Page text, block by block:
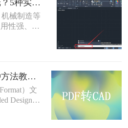
非为编辑
和图元信
难以识
效地转换
CAD格
pdf怎么转换成cad图纸？5种实测有效方法！
械制造等
性强、防
“标准语
计、BIM整
程师的高
如何把pdf转cad？四种方法教你快速转换！
）文
Design）
重要角
格式固定